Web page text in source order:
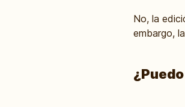
No, la
embargo,